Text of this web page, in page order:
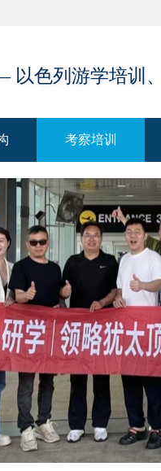
色列游学培训
考察培训
考察培训